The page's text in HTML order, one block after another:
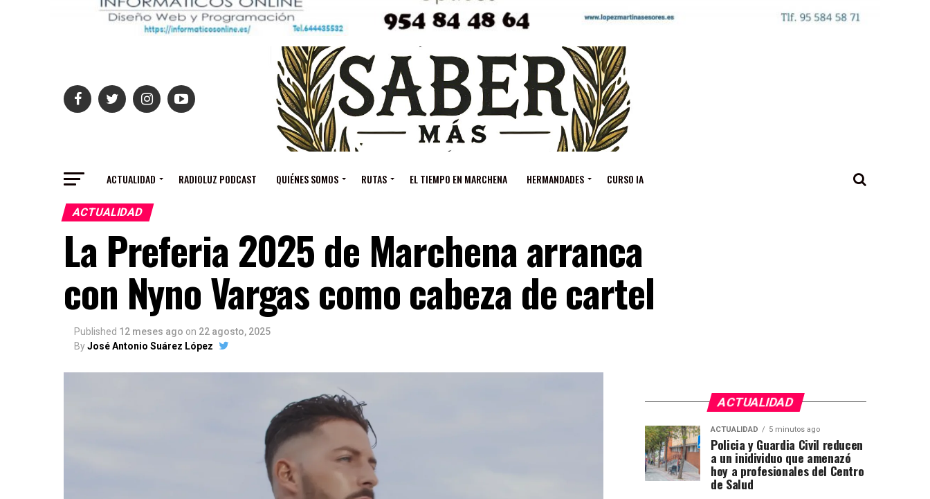
ACTUALIDAD RADIOLUZ PODCAST QUIÉNES SOMOS RUTAS EL TIEMPO EN MARCHENA HERMANDADES CURSO IA
ACTUALIDAD
La Preferia 2025 de Marchena arranca
con Nyno Vargas como cabeza de cartel
Published 12 meses ago on 22 agosto, 2025
ByJosé Antonio Suárez López
ACTUALIDAD
ACTUALIDAD 5 minutos ago
Policia y Guardia Civil reducen
a un inidividuo que amenazó
hoy a profesionales del Centro
de Salud